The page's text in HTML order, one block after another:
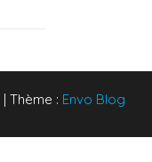
| Thème : Envo Blog